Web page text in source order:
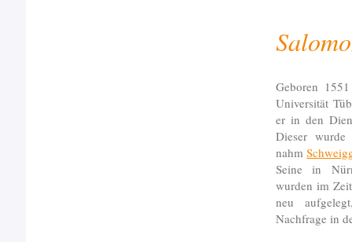
Geboren
Universität
er in den
Dieser
nahm
Seine in
wurden im
neu
Nachfrage in